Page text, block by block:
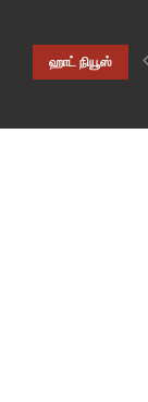
ஹாட் நியூஸ்
கண்காணிக்கிறது